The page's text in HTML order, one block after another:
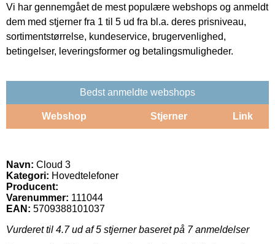
Vi har gennemgået de mest populære webshops og anmeldt
dem med stjerner fra 1 til 5 ud fra bl.a. deres prisniveau,
sortimentstørrelse, kundeservice, brugervenlighed,
betingelser, leveringsformer og betalingsmuligheder.
Bedst anmeldte webshops
Webshop Stjerner Link
Navn: Cloud 3
Kategori: Hovedtelefoner
Producent:
Varenummer: 111044
EAN: 5709388101037
Vurderet til 4.7ud af 5 stjerner baseret på 7anmeldelser